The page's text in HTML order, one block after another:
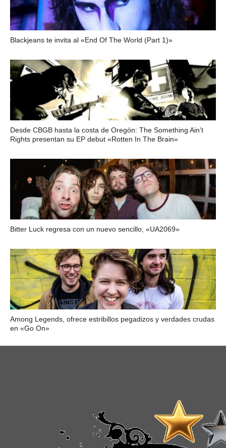
Blackjeans te invita al «End Of The World (Part 1)»
Desde CBGB hasta la costa de Oregón: The Something Ain’t
Rights presentan su EP debut «Rotten In The Brain»
Bitter Luck regresa con un nuevo sencillo, «UA2069»
Among Legends, ofrece estribillos pegadizos y verdades crudas
en «Go On»